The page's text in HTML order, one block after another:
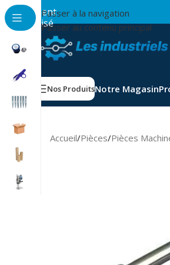
Passer à la navigation
Passer au contenu principal
Paiement
sécurisé
Nos ProduitsNotre Magasin
Accueil/Pièces/Pièces